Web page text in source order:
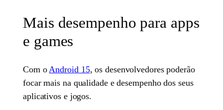
Mais desempenho para apps
e games
Com o Android 15, os desenvolvedores poderão
focar mais na qualidade e desempenho dos seus
aplicativos e jogos.